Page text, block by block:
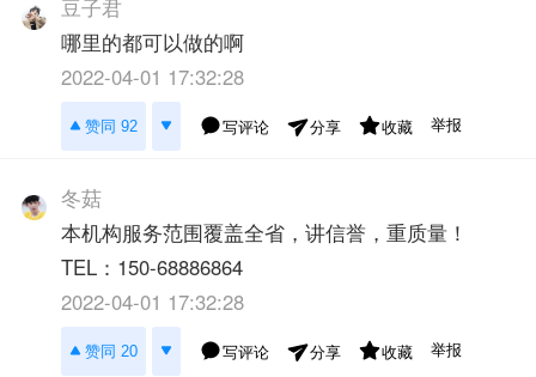
豆子君
哪里的都可以做的啊
2022-04-01 17:32:28
赞同 92 写评论 分享 收藏 举报
冬菇
本机构服务范围覆盖全省，讲信誉，重质量！
TEL：150-68886864
2022-04-01 17:32:28
赞同 20 写评论 分享 收藏 举报